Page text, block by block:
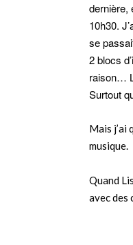
dernière,
10h30.
se
2 blocs
raison…
Surtout
Mais j’ai
musique.
Quand
avec des